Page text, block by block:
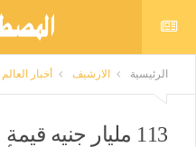
الرئيسية الارشيف أخبار العالم
113 مليار جنيه